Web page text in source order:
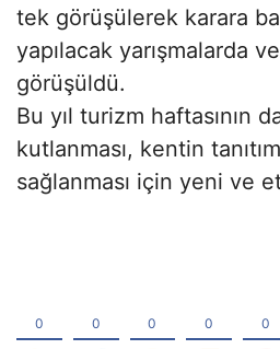
tek görüşülerek karara
yapılacak yarışmalarda
görüşüldü.
Bu yıl turizm haftasının
kutlanması, kentin
sağlanması için yeni ve